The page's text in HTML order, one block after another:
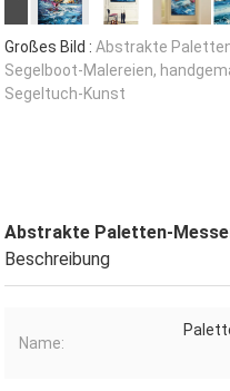
Großes Bild : Abstrakte
Segelboot-Malereien,
Segeltuch-Kunst
Abstrakte Paletten-
Beschreibung
Name: